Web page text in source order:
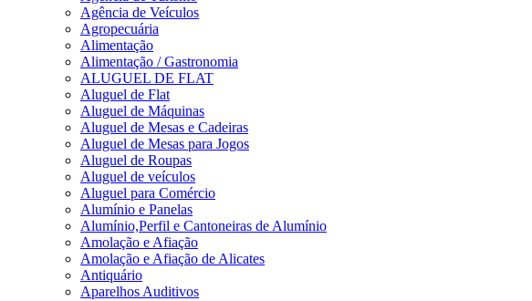
Agência de Veículos
Agropecuária
Alimentação
Alimentação / Gastronomia
ALUGUEL DE FLAT
Aluguel de Flat
Aluguel de Máquinas
Aluguel de Mesas e Cadeiras
Aluguel de Mesas para Jogos
Aluguel de Roupas
Aluguel de veículos
Aluguel para Comércio
Alumínio e Panelas
Alumínio,Perfil e Cantoneiras de Alumínio
Amolação e Afiação
Amolação e Afiação de Alicates
Antiquário
Aparelhos Auditivos